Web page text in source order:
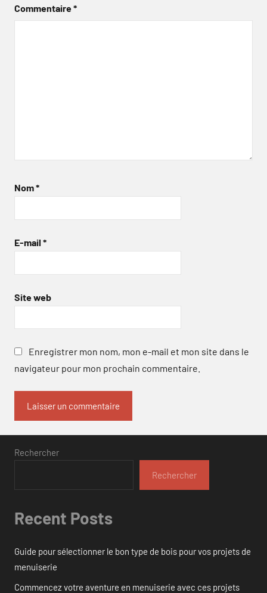
Commentaire*
Nom*
E-mail *
Site web
Enregistrer mon nom, mon e-mail et mon site dans le
navigateur pour mon prochain commentaire.
Rechercher
Rechercher
Recent Posts
Guide pour sélectionner le bon type de bois pour vos projets de
menuiserie
Commencez votre aventure en menuiserie avec ces projets